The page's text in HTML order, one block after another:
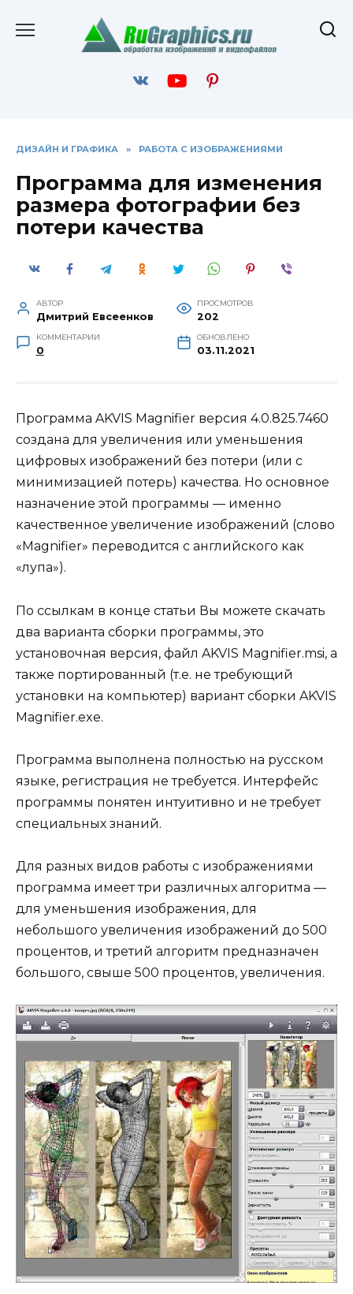
содержанию
ДИЗАЙН И ГРАФИКА » РАБОТА С ИЗОБРАЖЕНИЯМИ
Программа для изменения
размера фотографии без
потери качества
АВТОР
Дмитрий Евсеенков
ПРОСМОТРОВ
202
КОММЕНТАРИИ
0
ОБНОВЛЕНО
03.11.2021
Программа AKVIS Magnifier версия 4.0.825.7460
создана для увеличения или уменьшения
цифровых изображений без потери (или с
минимизацией потерь) качества. Но основное
назначение этой программы — именно
качественное увеличение изображений (слово
«Magnifier» переводится с английского как
«лупа»).
По ссылкам в конце статьи Вы можете скачать
два варианта сборки программы, это
установочная версия, файл AKVIS Magnifier.msi, a
также портированный (т.е. не требующий
установки на компьютер) вариант сборки AKVIS
Magnifier.exe.
Программа выполнена полностью на русском
языке, регистрация не требуется. Интерфейс
программы понятен интуитивно и не требует
специальных знаний.
Для разных видов работы с изображениями
программа имеет три различных алгоритма —
для уменьшения изображения, для
небольшого увеличения изображений до 500
процентов, и третий алгоритм предназначен
большого, свыше 500 процентов, увеличения.